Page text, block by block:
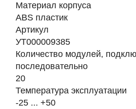
Материал корпуса
ABS пластик
Артикул
УТ000009385
Количество модулей,
последовательно
20
Температура эксплуатации
-25 ... +50